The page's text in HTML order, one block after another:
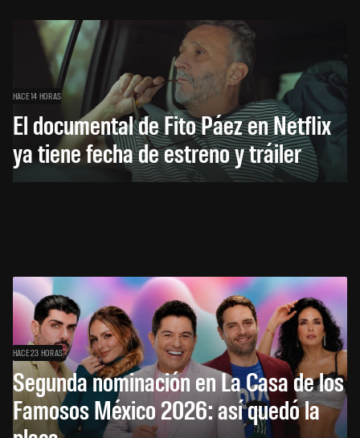
HACE 14 HORAS
El documental de Fito Páez en Netflix
ya tiene fecha de estreno y tráiler
HACE 23 HORAS
Segunda nominación en La Casa de los
Famosos México 2026: así quedó la